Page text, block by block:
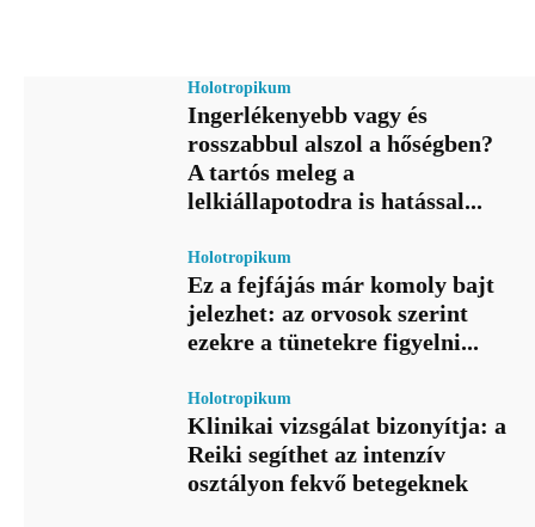
Holotropikum
Ingerlékenyebb vagy és
rosszabbul alszol a hőségben?
A tartós meleg a
lelkiállapotodra is hatással...
Holotropikum
Ez a fejfájás már komoly bajt
jelezhet: az orvosok szerint
ezekre a tünetekre figyelni...
Holotropikum
Klinikai vizsgálat bizonyítja: a
Reiki segíthet az intenzív
osztályon fekvő betegeknek